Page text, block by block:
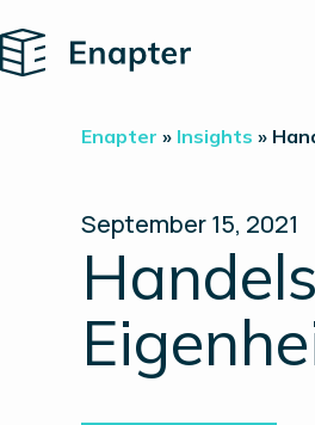
Home
Enapter » Insights »
September 15, 2021